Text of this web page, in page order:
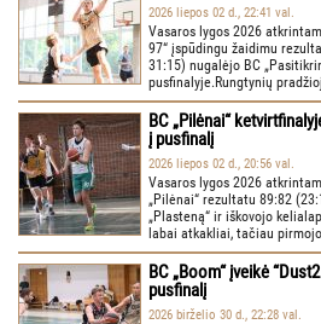
2026 liepos 02 d., 22:41 val.
Vasaros lygos 2026
97“ įspūdingu žaidimu
31:15) nugalėjo BC
pusfinalyje.Rungtynių
BC „Pilėnai“
į pusfinalį
2026 liepos 02 d., 20:56 val.
Vasaros lygos 2026
„Pilėnai“ rezultatu 89:82
„Plasteną“ ir iškovojo
labai atkakliai, tačiau
BC „Boom“ įveikė
pusfinalį
2026 birželio 30 d., 22:28 val.